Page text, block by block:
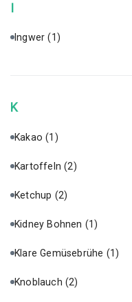
I
Ingwer(1)
K
Kakao(1)
Kartoffeln(2)
Ketchup (2)
Kidney Bohnen (1)
Klare Gemüsebrühe (1)
Knoblauch (2)